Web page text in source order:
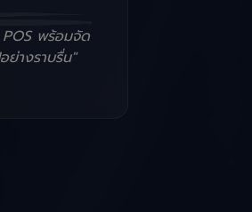
พร้อมจัด
ย่างราบรื่น"